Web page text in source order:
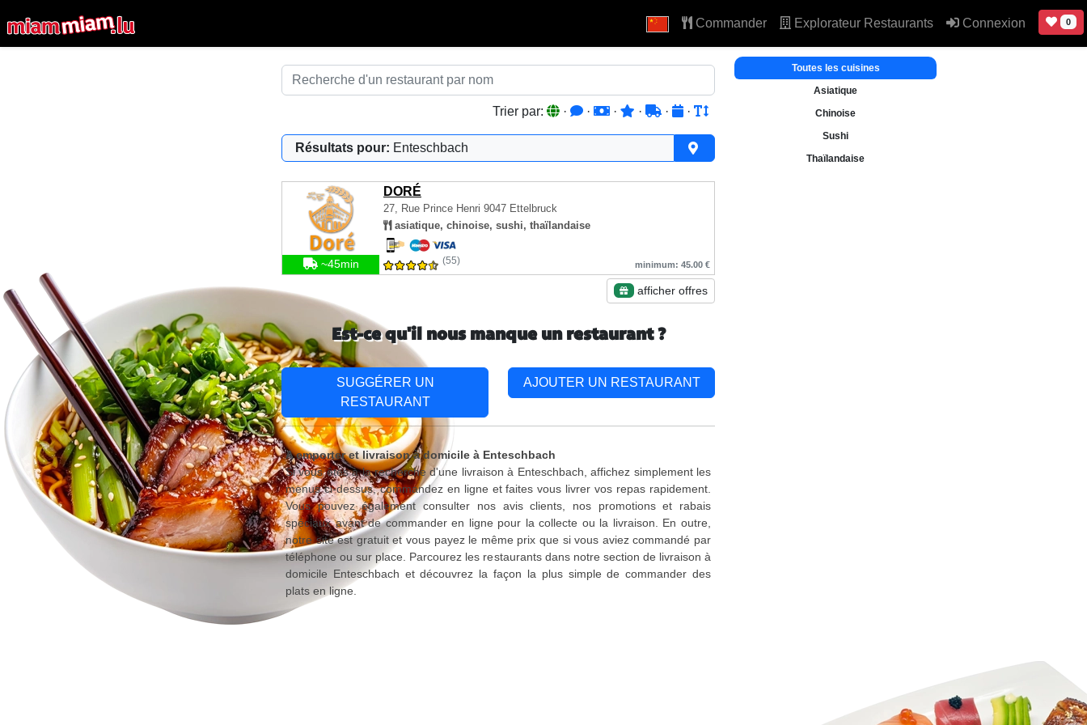
Commander Explorateur Restaurants Connexion 0
Trier par: · · · · · ·
Résultats pour: Enteschbach
DORÉ
27, Rue Prince Henri 9047 Ettelbruck
asiatique, chinoise, sushi, thaïlandaise
~45min (55) minimum: 45.00 €
afficher offres
Toutes les cuisines
Asiatique
Chinoise
Sushi
Thaïlandaise
Est-ce qu'il nous manque un restaurant ?
SUGGÉRER UN
RESTAURANT
AJOUTER UN RESTAURANT
A emporter et livraison à domicile à Enteschbach
Si vous êtes à la recherche d'une livraison à Enteschbach, affichez simplement les
menus ci-dessus, commandez en ligne et faites vous livrer vos repas rapidement.
Vous pouvez également consulter nos avis clients, nos promotions et rabais
spéciaux avant de commander en ligne pour la collecte ou la livraison. En outre,
notre site est gratuit et vous payez le même prix que si vous aviez commandé par
téléphone ou sur place. Parcourez les restaurants dans notre section de livraison à
domicile Enteschbach et découvrez la façon la plus simple de commander des
plats en ligne.